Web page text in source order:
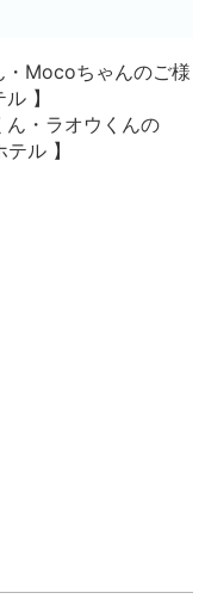
・Mocoちゃんのご様
】
ん・ラオウくんの
ル 】